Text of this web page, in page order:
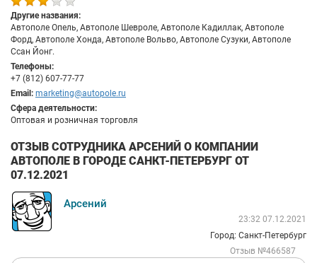
Другие названия:
Автополе Опель, Автополе Шевроле, Автополе Кадиллак, Автополе
Форд, Автополе Хонда, Автополе Вольво, Автополе Сузуки, Автополе
Ссан Йонг.
Телефоны:
+7 (812) 607-77-77
Email: marketing@autopole.ru
Сфера деятельности:
Оптовая и розничная торговля
ОТЗЫВ СОТРУДНИКА АРСЕНИЙ О КОМПАНИИ
АВТОПОЛЕ В ГОРОДЕ САНКТ-ПЕТЕРБУРГ ОТ
07.12.2021
Арсений
23:32 07.12.2021
Город: Санкт-Петербург
Отзыв №466587